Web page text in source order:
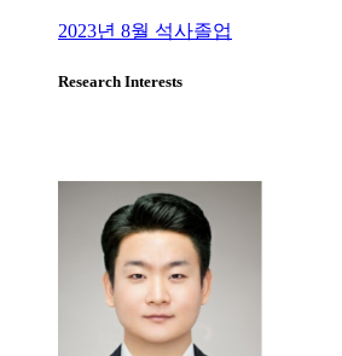
2023년 8월 석사졸업
Research Interests